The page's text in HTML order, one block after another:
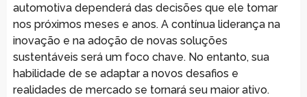
automotiva dependerá das decisões que ele tomar
nos próximos meses e anos. A contínua liderança na
inovação e na adoção de novas soluções
sustentáveis será um foco chave. No entanto, sua
habilidade de se adaptar a novos desafios e
realidades de mercado se tornará seu maior ativo.